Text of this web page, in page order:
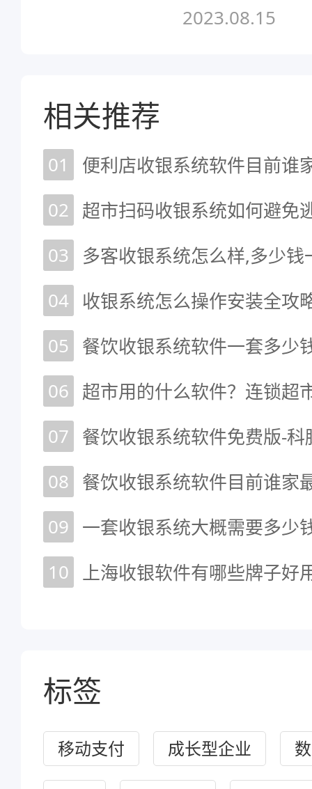
2023.08.15
相关推荐
01
便利店收银系统软件目前谁
02 超市扫码收银系统如何避免
03
多客收银系统怎么样,多少
04 收银系统怎么操作安装全攻
05
餐饮收银系统软件一套多少
06
07 餐饮收银系统软件免费版-科
08 餐饮收银系统软件目前谁家
09
10 上海收银软件有哪些牌子好
标签
移动支付 成长型企业